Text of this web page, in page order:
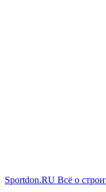
Sportdon.RU Всё о